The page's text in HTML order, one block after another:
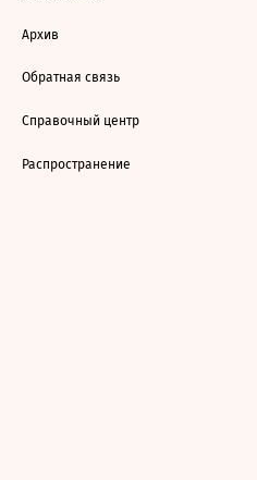
Архив
Обратная связь
Справочный центр
Распространение